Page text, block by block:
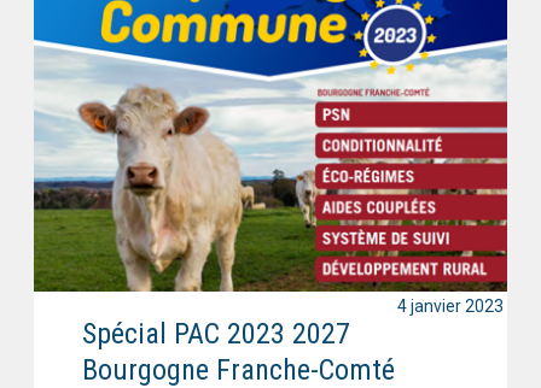
Spécial PAC 2023 2027
Bourgogne Franche-Comté
4 janvier 2023